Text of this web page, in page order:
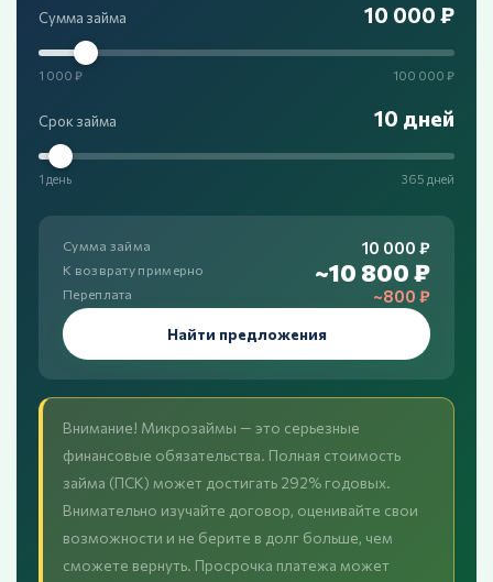
Сумма займа 10 000 ₽
1 000 ₽ 100 000 ₽
Срок займа 10 дней
1 день 365 дней
Сумма займа 10 000 ₽
К возврату примерно ~10 800 ₽
Переплата ~800 ₽
Найти предложения
Внимание! Микрозаймы — это серьезные
финансовые обязательства. Полная стоимость
займа (ПСК) может достигать 292% годовых.
Внимательно изучайте договор, оценивайте свои
возможности и не берите в долг больше, чем
сможете вернуть. Просрочка платежа может